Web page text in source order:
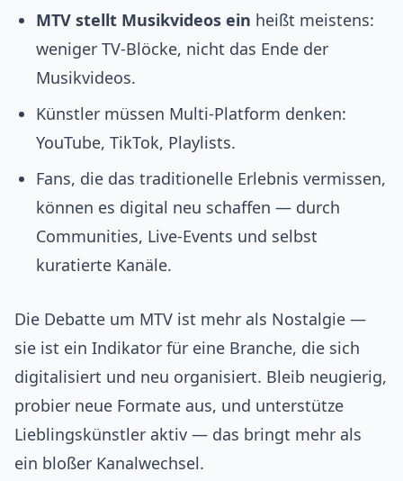
MTV stellt Musikvideos ein heißt meistens:
weniger TV‑Blöcke, nicht das Ende der
Musikvideos.
Künstler müssen Multi‑Platform denken:
YouTube, TikTok, Playlists.
Fans, die das traditionelle Erlebnis vermissen,
können es digital neu schaffen — durch
Communities, Live‑Events und selbst
kuratierte Kanäle.
Die Debatte um MTV ist mehr als Nostalgie —
sie ist ein Indikator für eine Branche, die sich
digitalisiert und neu organisiert. Bleib neugierig,
probier neue Formate aus, und unterstütze
Lieblingskünstler aktiv — das bringt mehr als
ein bloßer Kanalwechsel.